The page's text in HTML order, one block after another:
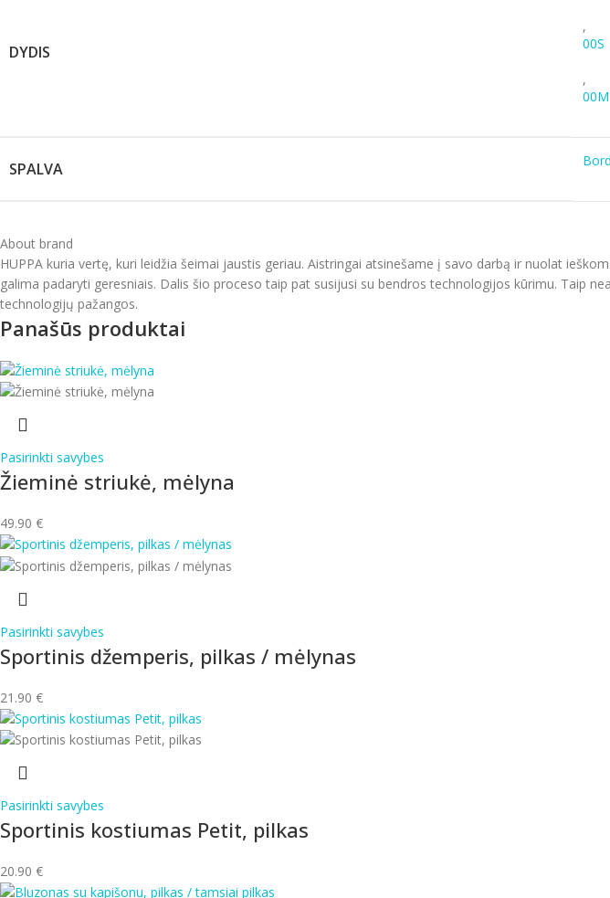
DYDIS
,
00S
,
00M
SPALVA
About brand
HUPPA kuria vertę, kuri leidžia šeimai jaustis geriau. Aistringai atsinešame į savo darbą ir nuolat
galima padaryti geresniais. Dalis šio proceso taip pat susijusi su bendros technologijos kūrimu. Taip
technologijų pažangos.
Panašūs produktai
Pasirinkti savybes
Žieminė striukė, mėlyna
49.90 €
Pasirinkti savybes
Sportinis džemperis, pilkas / mėlynas
21.90 €
Pasirinkti savybes
Sportinis kostiumas Petit, pilkas
20.90 €